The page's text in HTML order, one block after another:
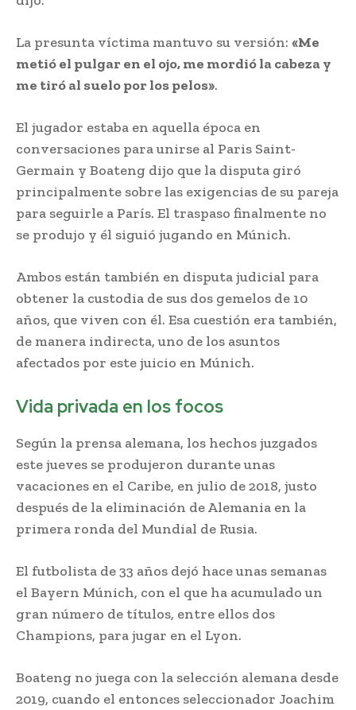
La presunta víctima mantuvo su versión: «Me
metió el pulgar en el ojo, me mordió la cabeza y
me tiró al suelo por los pelos».
El jugador estaba en aquella época en
conversaciones para unirse al Paris Saint-
Germain y Boateng dijo que la disputa giró
principalmente sobre las exigencias de su pareja
para seguirle a París. El traspaso finalmente no
se produjo y él siguió jugando en Múnich.
Ambos están también en disputa judicial para
obtener la custodia de sus dos gemelos de 10
años, que viven con él. Esa cuestión era también,
de manera indirecta, uno de los asuntos
afectados por este juicio en Múnich.
Vida privada en los focos
Según la prensa alemana, los hechos juzgados
este jueves se produjeron durante unas
vacaciones en el Caribe, en julio de 2018, justo
después de la eliminación de Alemania en la
primera ronda del Mundial de Rusia.
El futbolista de 33 años dejó hace unas semanas
el Bayern Múnich, con el que ha acumulado un
gran número de títulos, entre ellos dos
Champions, para jugar en el Lyon.
Boateng no juega con la selección alemana desde
2019, cuando el entonces seleccionador Joachim